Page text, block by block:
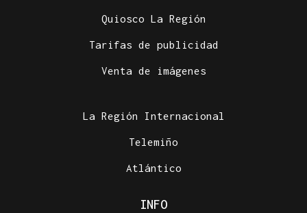
Quiosco La Región
Tarifas de publicidad
Venta de imágenes
La Región Internacional
Telemiño
Atlántico
INFO